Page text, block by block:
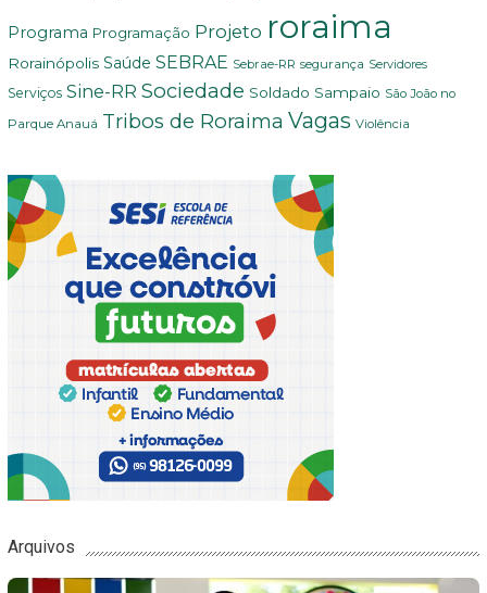
Programa Programação Projeto roraima
Rorainópolis Saúde SEBRAE Sebrae-RR segurança Servidores
Serviços Sine-RR Sociedade Soldado Sampaio São João no
Parque Anauá Tribos de Roraima Vagas Violência
Arquivos